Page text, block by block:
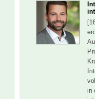
in